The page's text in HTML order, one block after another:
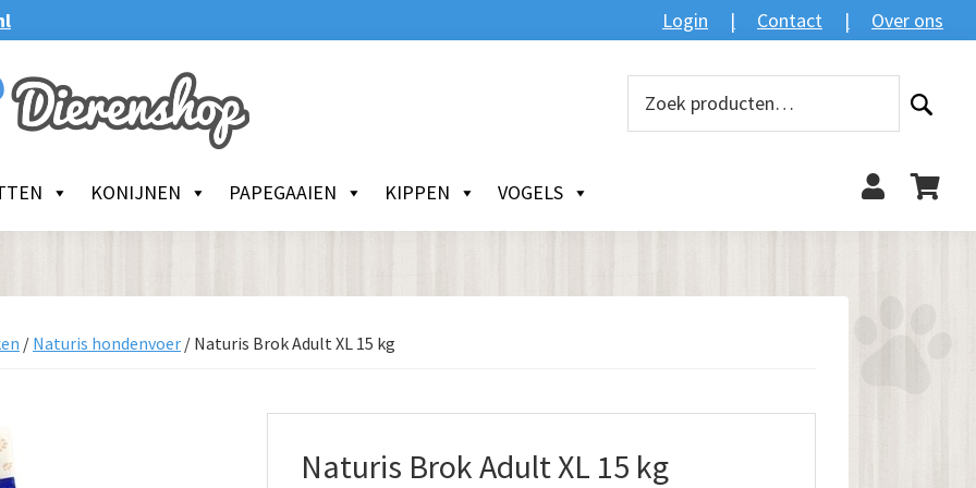
Login Contact Over ons
KONIJNEN PAPEGAAIEN KIPPEN VOGELS
Zoeken
/ Naturis hondenvoer / Naturis Brok Adult XL 15 kg
Naturis Brok Adult XL 15 kg